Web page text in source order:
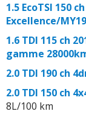
1.5 EcoTSI 150
Excellence/MY19
1.6 TDI 115 ch
gamme
2.0 TDI 190 ch
2.0 TDI 150 ch
8L/100 km